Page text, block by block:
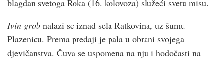
blagdan svetoga Roka (16. kolovoza) služeći svetu misu.
Ivin grob nalazi se iznad sela Ratkovina, uz šumu
Plazenicu. Prema predaji je pala u obrani svojega
djevičanstva. Čuva se uspomena na nju i hodočasti na